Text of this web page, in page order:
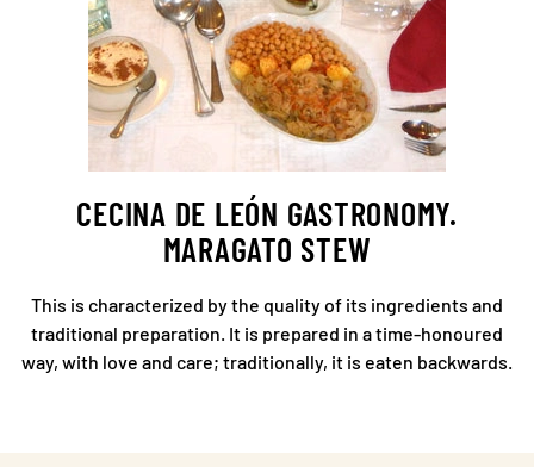
CECINA DE LEÓN GASTRONOMY.
MARAGATO STEW
This is characterized by the quality of its ingredients and
traditional preparation. It is prepared in a time-honoured
way, with love and care; traditionally, it is eaten backwards.